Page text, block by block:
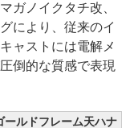
ガノイクタチ改、
により、従来のイ
ャストには電解メ
倒的な質感で表現
ールドフレーム天ハナ